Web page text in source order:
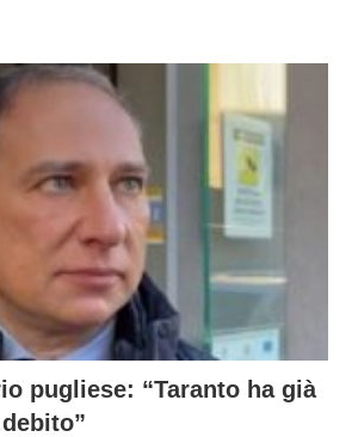
pugliese: “Taranto ha già